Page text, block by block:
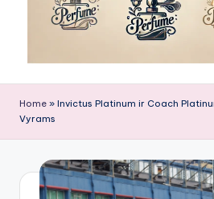
Home » Invictus Platinum ir Coach
Vyrams